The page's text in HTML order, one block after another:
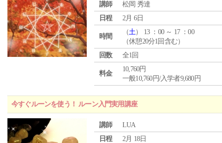
講師
松岡 秀達
日程
2月 6日
時間
（土） 13 ：00 ～ 17 ：00
（休憩20分1回含む）
回数
全1回
料金
10,760円
一般10,760円/入学者9,680円
今すぐルーンを使う！ ルーン入門実用講座
講師
LUA
日程
2月 18日